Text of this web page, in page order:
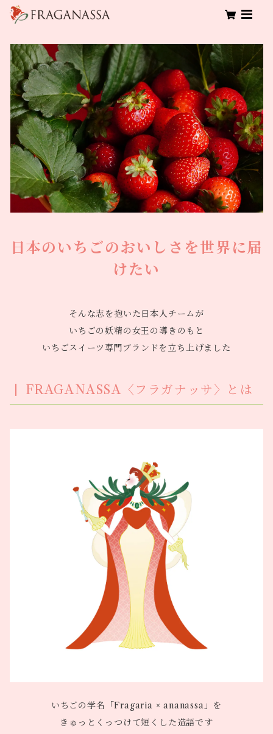
日本のいちごのおいしさを世界に届
けたい
そんな志を抱いた日本人チームが
いちごの妖精の女王の導きのもと
いちごスイーツ専門ブランドを立ち上げました
FRAGANASSA〈フラガナッサ〉とは
いちごの学名「Fragaria × ananassa」を
きゅっとくっつけて短くした造語です